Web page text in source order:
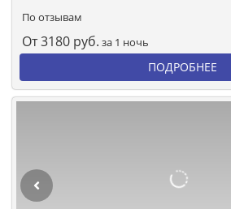
По отзывам
От3180 руб. за 1 ночь
ПОДРОБНЕЕ